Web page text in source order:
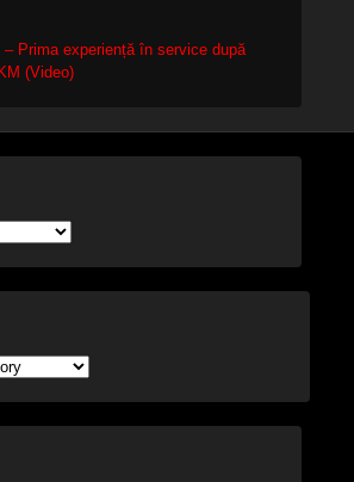
– Prima experiență în service după
(Video)